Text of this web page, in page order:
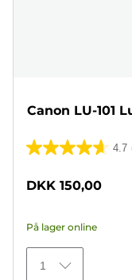
Canon LU-101
4.7
4.7
af
stjerner.
79
anmeldelser
DKK 150,00
På lager online
1